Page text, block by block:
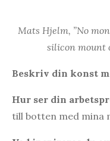
Mats Hjelm, ”No
silicon mount
Beskriv din konst
Hur ser din
till botten med mina